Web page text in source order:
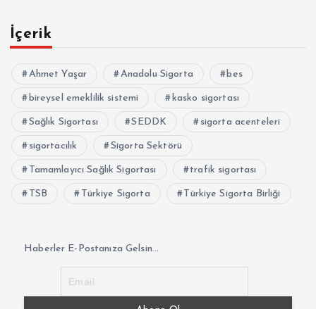
İçerik
Ahmet Yaşar Anadolu Sigorta bes
bireysel emeklilik sistemi kasko sigortası
Sağlık Sigortası SEDDK sigorta acenteleri
sigortacılık Sigorta Sektörü
Tamamlayıcı Sağlık Sigortası trafik sigortası
TSB Türkiye Sigorta Türkiye Sigorta Birliği
Haberler E-Postanıza Gelsin...